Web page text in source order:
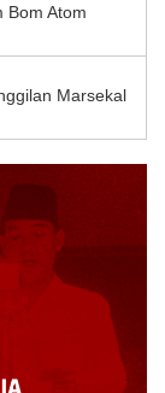
Bom Atom
Marsekal